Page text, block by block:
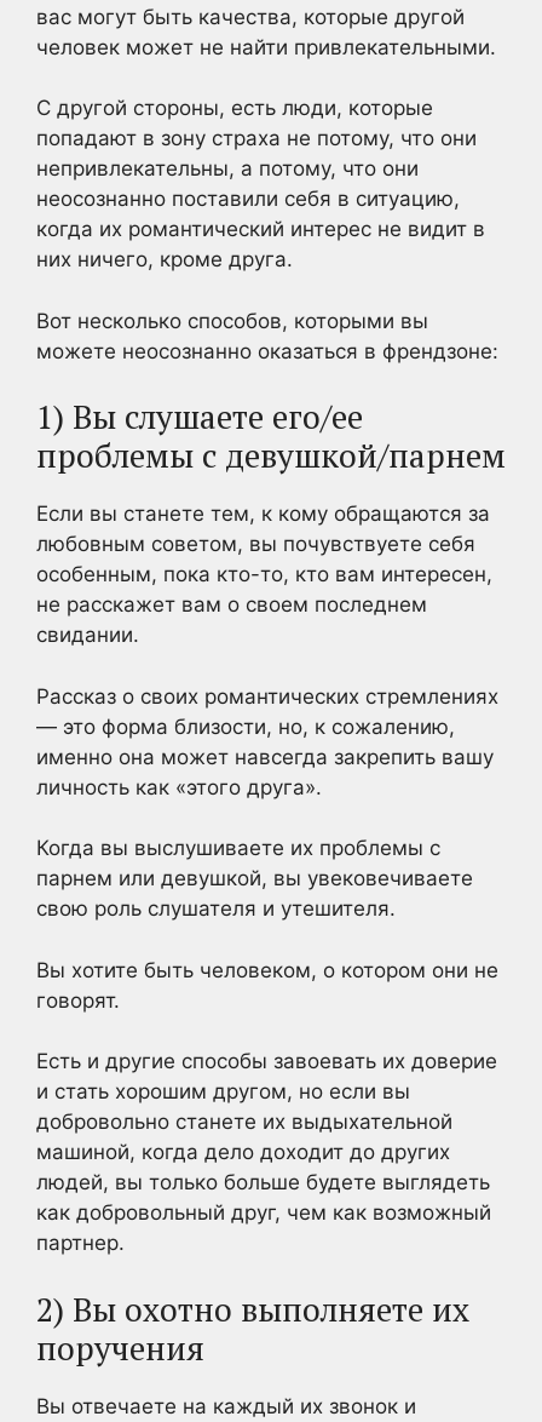
вас могут быть качества, которые другой
человек может не найти привлекательными.
С другой стороны, есть люди, которые
попадают в зону страха не потому, что они
непривлекательны, а потому, что они
неосознанно поставили себя в ситуацию,
когда их романтический интерес не видит в
них ничего, кроме друга.
Вот несколько способов, которыми вы
можете неосознанно оказаться в френдзоне:
1) Вы слушаете его/ее
проблемы с девушкой/парнем
Если вы станете тем, к кому обращаются за
любовным советом, вы почувствуете себя
особенным, пока кто-то, кто вам интересен,
не расскажет вам о своем последнем
свидании.
Рассказ о своих романтических стремлениях
— это форма близости, но, к сожалению,
именно она может навсегда закрепить вашу
личность как «этого друга».
Когда вы выслушиваете их проблемы с
парнем или девушкой, вы увековечиваете
свою роль слушателя и утешителя.
Вы хотите быть человеком, о котором они не
говорят.
Есть и другие способы завоевать их доверие
и стать хорошим другом, но если вы
добровольно станете их выдыхательной
машиной, когда дело доходит до других
людей, вы только больше будете выглядеть
как добровольный друг, чем как возможный
партнер.
2) Вы охотно выполняете их
поручения
Вы отвечаете на каждый их звонок и